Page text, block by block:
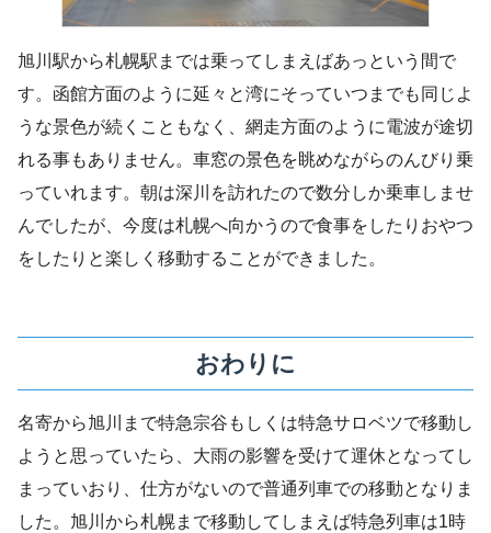
旭川駅から札幌駅までは乗ってしまえばあっという間で
す。函館方面のように延々と湾にそっていつまでも同じよ
うな景色が続くこともなく、網走方面のように電波が途切
れる事もありません。車窓の景色を眺めながらのんびり乗
っていれます。朝は深川を訪れたので数分しか乗車しませ
んでしたが、今度は札幌へ向かうので食事をしたりおやつ
をしたりと楽しく移動することができました。
おわりに
名寄から旭川まで特急宗谷もしくは特急サロベツで移動し
ようと思っていたら、大雨の影響を受けて運休となってし
まっていおり、仕方がないので普通列車での移動となりま
した。旭川から札幌まで移動してしまえば特急列車は1時